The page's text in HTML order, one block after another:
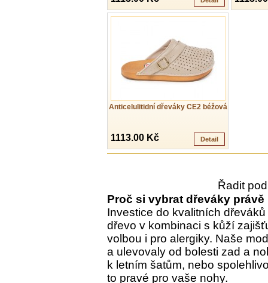
Anticelulitidní dřeváky CE2 béžová
1113.00 Kč Detail
Řadit
Proč si vybrat dřeváky právě
Investice do kvalitních
dřevo v kombinaci s kůží
volbou i pro alergiky. Naše
a ulevovaly od bolesti zad a
k letním šatům, nebo
to pravé pro vaše nohy.